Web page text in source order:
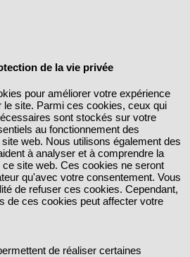
de la vie privée
pour améliorer votre expérience
le site. Parmi ces cookies, ceux qui
sont stockés sur votre
au fonctionnement des
web. Nous utilisons également des
à analyser et à comprendre la
site web. Ces cookies ne seront
qu'avec votre consentement. Vous
de refuser ces cookies. Cependant,
de ces cookies peut affecter votre
de réaliser certaines